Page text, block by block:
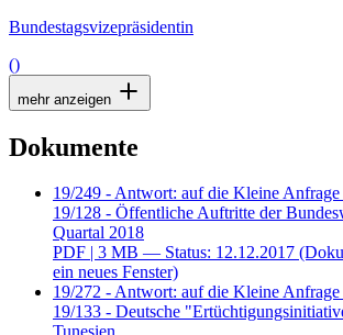
Bundestagsvizepräsidentin
()
mehr anzeigen
Dokumente
19/249 - Antwort: auf die Kleine Anfrage
19/128 - Öffentliche Auftritte der
Quartal 2018
PDF | 3 MB — Status: 12.12.2017
ein neues Fenster)
19/272 - Antwort: auf die Kleine Anfrage
19/133 - Deutsche